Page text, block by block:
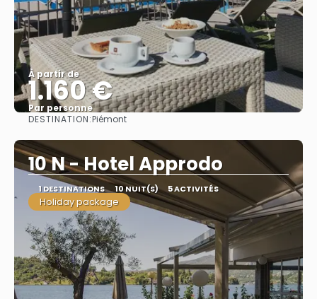
À partir de
1.160 €
Par personne
DESTINATION:Piémont
10 N - Hotel Approdo
1 DESTINATIONS 10 NUIT(S) 5 ACTIVITÉS
Holiday package